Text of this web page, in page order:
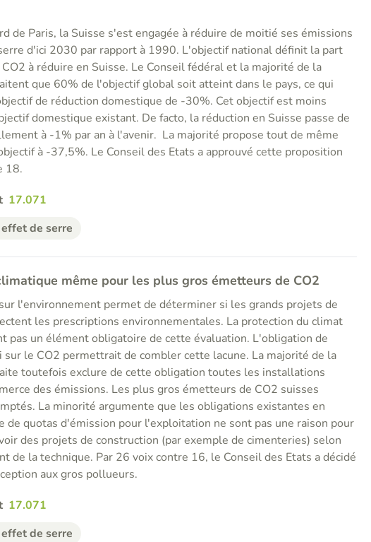
de Paris, la Suisse s'est engagée à réduire de moitié ses émissions
d'ici 2030 par rapport à 1990. L'objectif national définit la part
à réduire en Suisse. Le Conseil fédéral et la majorité de la
que 60% de l'objectif global soit atteint dans le pays, ce qui
de réduction domestique de -30%. Cet objectif est moins
domestique existant. De facto, la réduction en Suisse passe de
à -1% par an à l'avenir. La majorité propose tout de même
à -37,5%. Le Conseil des Etats a approuvé cette proposition
18.
17.071
effet de serre
même pour les plus gros émetteurs de CO2
l'environnement permet de déterminer si les grands projets de
les prescriptions environnementales. La protection du climat
pas un élément obligatoire de cette évaluation. L'obligation de
sur le CO2 permettrait de combler cette lacune. La majorité de la
toutefois exclure de cette obligation toutes les installations
des émissions. Les plus gros émetteurs de CO2 suisses
La minorité argumente que les obligations existantes en
de quotas d'émission pour l'exploitation ne sont pas une raison pour
des projets de construction (par exemple de cimenteries) selon
de la technique. Par 26 voix contre 16, le Conseil des Etats a décidé
aux gros pollueurs.
17.071
effet de serre